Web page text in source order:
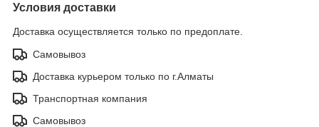
Условия доставки
Доставка осуществляется только по предоплате.
Самовывоз
Доставка курьером только по г.Алматы
Транспортная компания
Самовывоз